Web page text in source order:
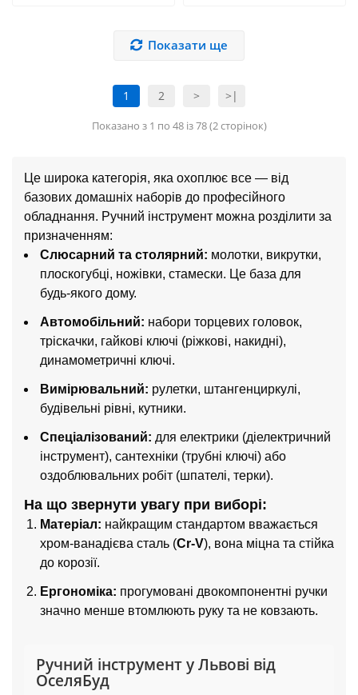
Показати ще
1 2 > >|
Показано з 1 по 48 із 78 (2 сторінок)
Це широка категорія, яка охоплює все — від
базових домашніх наборів до професійного
обладнання. Ручний інструмент можна розділити за
призначенням:
Слюсарний та столярний: молотки, викрутки,
плоскогубці, ножівки, стамески. Це база для
будь-якого дому.
Автомобільний: набори торцевих головок,
тріскачки, гайкові ключі (ріжкові, накидні),
динамометричні ключі.
Вимірювальний: рулетки, штангенциркулі,
будівельні рівні, кутники.
Спеціалізований: для електрики (діелектричний
інструмент), сантехніки (трубні ключі) або
оздоблювальних робіт (шпателі, терки).
На що звернути увагу при виборі:
Матеріал: найкращим стандартом вважається
хром-ванадієва сталь (Cr-V), вона міцна та стійка
до корозії.
Ергономіка: прогумовані двокомпонентні ручки
значно менше втомлюють руку та не ковзають.
Ручний інструмент у Львові від
ОселяБуд